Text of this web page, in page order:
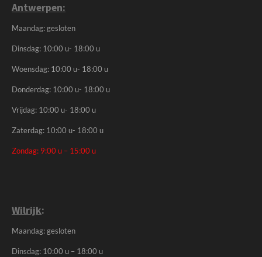
Antwerpen:
Maandag: gesloten
Dinsdag: 10:00 u- 18:00 u
Woensdag: 10:00 u- 18:00 u
Donderdag: 10:00 u- 18:00 u
Vrijdag: 10:00 u- 18:00 u
Zaterdag: 10:00 u- 18:00 u
Zondag: 9:00 u – 15:00 u
Wilrijk:
Maandag: gesloten
Dinsdag: 10:00 u – 18:00 u